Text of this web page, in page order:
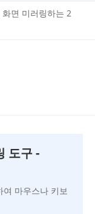
면 미러링하는 2
도구 -
여 마우스나 키보